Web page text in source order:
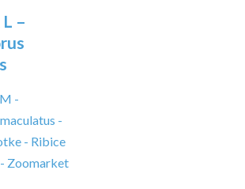
–